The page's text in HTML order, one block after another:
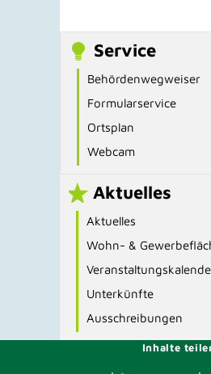
Service
Behördenwegweiser
Formularservice
Ortsplan
Webcam
Aktuelles
Aktuelles
Wohn- &
Unterkünfte
Ausschreibungen
Inhalte